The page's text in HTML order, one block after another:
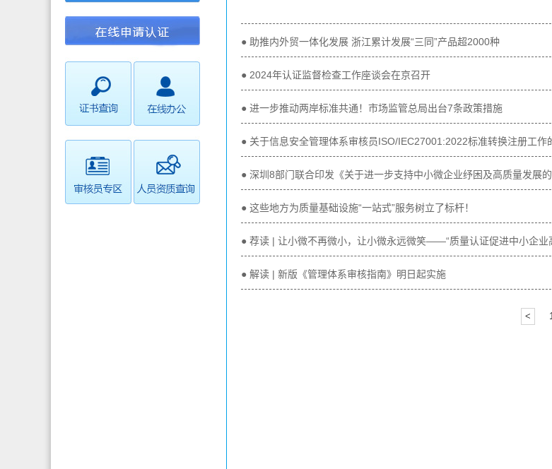
● 助推内外贸一体化发展 浙江累计发展“三同”产品超2000种
● 2024年认证监督检查工作座谈会在京召开
● 进一步推动两岸标准共通！市场监管总局出台7条政策措施
● 关于信息安全管理体系审核员ISO/IEC27001:2022标准转换注册工作
● 深圳8部门联合印发《关于进一步支持中小微企业纾困及高质量发展的
● 这些地方为质量基础设施“一站式”服务树立了标杆！
● 荐读 | 让小微不再微小，让小微永远微笑——“质量认证促进中小企业
● 解读 | 新版《管理体系审核指南》明日起实施
< 1